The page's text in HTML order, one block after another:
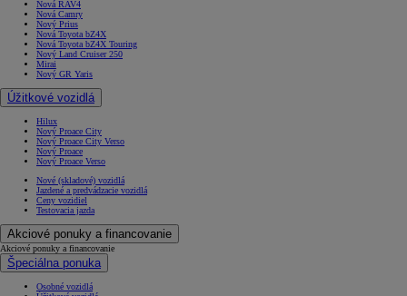
Nová RAV4
Nová Camry
Nový Prius
Nová Toyota bZ4X
Nová Toyota bZ4X Touring
Nový Land Cruiser 250
Mirai
Nový GR Yaris
Úžitkové vozidlá
Hilux
Nový Proace City
Nový Proace City Verso
Nový Proace
Nový Proace Verso
Nové (skladové) vozidlá
Jazdené a predvádzacie vozidlá
Ceny vozidiel
Testovacia jazda
Akciové ponuky a financovanie
Akciové ponuky a financovanie
Špeciálna ponuka
Osobné vozidlá